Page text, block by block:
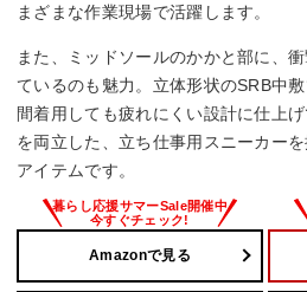
まざまな作業現場で活躍します。
また、ミッドソールのかかと部に、
ているのも魅力。立体形状のSRB中
間着用しても疲れにくい設計に仕上
を両立した、立ち仕事用スニーカー
アイテムです。
Amazonで見る